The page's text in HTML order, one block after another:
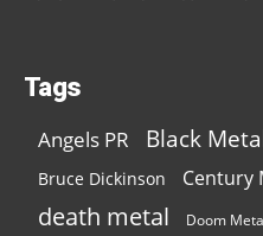
Tags
Angels PR Black
Bruce Dickinson Century
death metal Doom